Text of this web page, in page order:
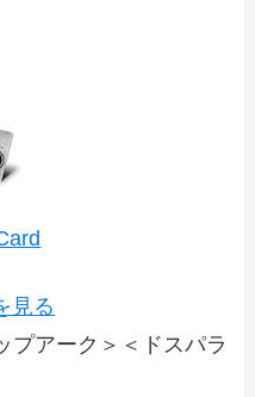
見る
プアーク＞＜ドスパラ